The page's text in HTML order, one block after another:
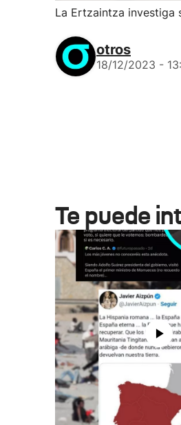
La Ertzaintza investiga
otros
18/12/2023 -
Te puede